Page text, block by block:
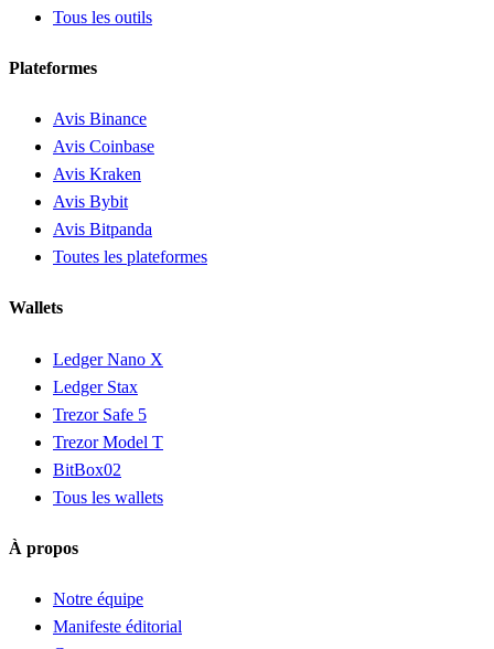
Tous les outils
Plateformes
Avis Binance
Avis Coinbase
Avis Kraken
Avis Bybit
Avis Bitpanda
Toutes les plateformes
Wallets
Ledger Nano X
Ledger Stax
Trezor Safe 5
Trezor Model T
BitBox02
Tous les wallets
À propos
Notre équipe
Manifeste éditorial